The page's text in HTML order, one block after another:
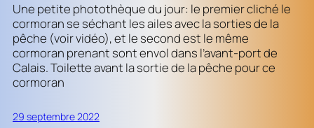
Une petite photothèque du jour: le premier cliché le
cormoran se séchant les ailes avec la sorties de la
pêche (voir vidéo), et le second est le même
cormoran prenant sont envol dans l’avant-port de
Calais. Toilette avant la sortie de la pêche pour ce
cormoran
29 septembre 2022